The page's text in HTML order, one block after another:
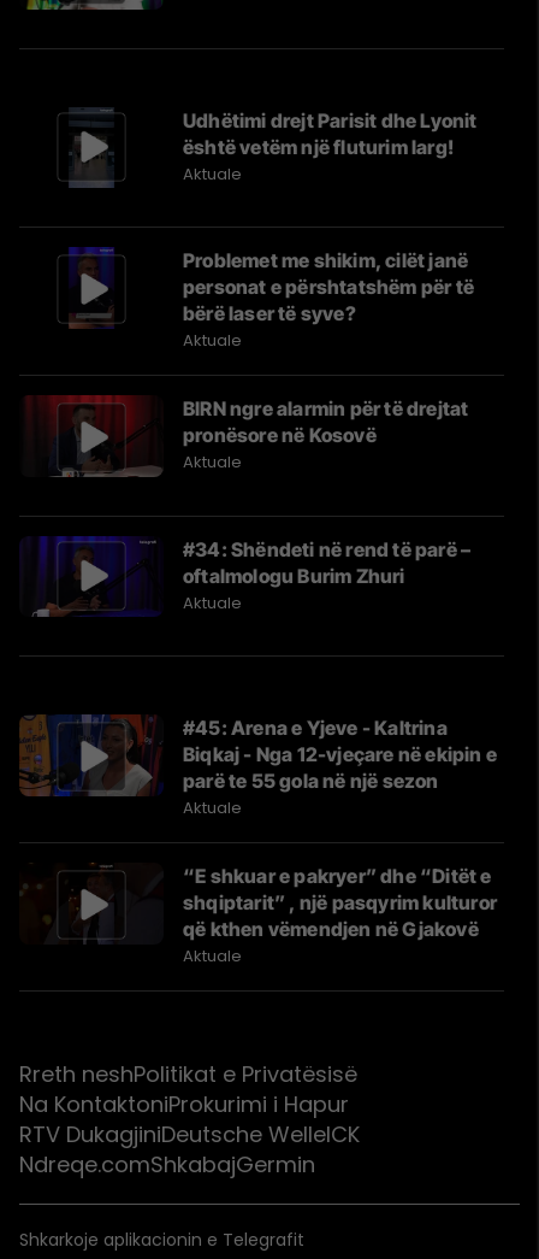
Udhëtimi drejt Parisit dhe Lyonit
është vetëm një fluturim larg!
Aktuale
Problemet me shikim, cilët janë
personat e përshtatshëm për të
bërë laser të syve?
Aktuale
BIRN ngre alarmin për të drejtat
pronësore në Kosovë
Aktuale
#34: Shëndeti në rend të parë –
oftalmologu Burim Zhuri
Aktuale
#45: Arena e Yjeve - Kaltrina
Biqkaj - Nga 12-vjeçare në ekipin e
parë te 55 gola në një sezon
Aktuale
“E shkuar e pakryer” dhe “Ditët e
shqiptarit” , një pasqyrim kulturor
që kthen vëmendjen në Gjakovë
Aktuale
Rreth neshPolitikat e Privatësisë
Na KontaktoniProkurimi i Hapur
RTV DukagjiniDeutsche WelleICK
Ndreqe.comShkabajGermin
Shkarkoje aplikacionin e Telegrafit